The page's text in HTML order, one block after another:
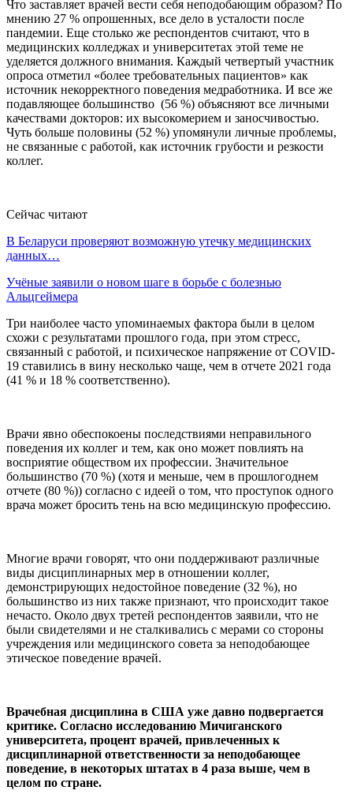
Что заставляет врачей вести себя неподобающим образом? По
мнению 27 % опрошенных, все дело в усталости после
пандемии. Еще столько же респондентов считают, что в
медицинских колледжах и университетах этой теме не
уделяется должного внимания. Каждый четвертый участник
опроса отметил «более требовательных пациентов» как
источник некорректного поведения медработника. И все же
подавляющее большинство (56 %) объясняют все личными
качествами докторов: их высокомерием и заносчивостью.
Чуть больше половины (52 %) упомянули личные проблемы,
не связанные с работой, как источник грубости и резкости
коллег.
Сейчас читают
В Беларуси проверяют возможную утечку медицинских
данных…
Учёные заявили о новом шаге в борьбе с болезнью
Альцгеймера
Три наиболее часто упоминаемых фактора были в целом
схожи с результатами прошлого года, при этом стресс,
связанный с работой, и психическое напряжение от COVID-
19 ставились в вину несколько чаще, чем в отчете 2021 года
(41 % и 18 % соответственно).
Врачи явно обеспокоены последствиями неправильного
поведения их коллег и тем, как оно может повлиять на
восприятие обществом их профессии. Значительное
большинство (70 %) (хотя и меньше, чем в прошлогоднем
отчете (80 %)) согласно с идеей о том, что проступок одного
врача может бросить тень на всю медицинскую профессию.
Многие врачи говорят, что они поддерживают различные
виды дисциплинарных мер в отношении коллег,
демонстрирующих недостойное поведение (32 %), но
большинство из них также признают, что происходит такое
нечасто. Около двух третей респондентов заявили, что не
были свидетелями и не сталкивались с мерами со стороны
учреждения или медицинского совета за неподобающее
этическое поведение врачей.
Врачебная дисциплина в США уже давно подвергается
критике. Согласно исследованию Мичиганского
университета, процент врачей, привлеченных к
дисциплинарной ответственности за неподобающее
поведение, в некоторых штатах в 4 раза выше, чем в
целом по стране.